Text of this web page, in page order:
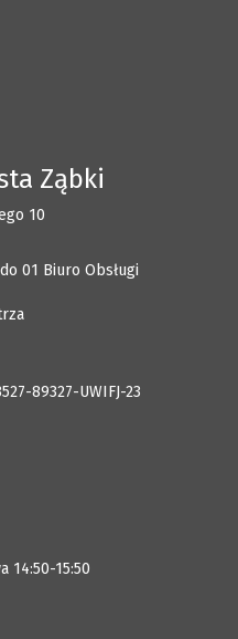
Ząbki
10
01 Biuro Obsługi
89327-UWIFJ-23
14:50-15:50